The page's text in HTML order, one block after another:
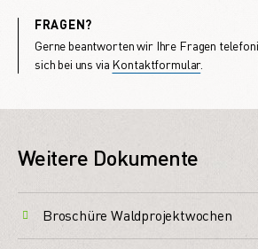
FRAGEN?
Gerne beantworten wir Ihre Fragen
sich bei uns via Kontaktformular.
Weitere Dokumente
Broschüre Waldprojektwochen